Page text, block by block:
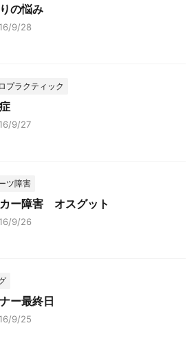
の悩み
9/28
プラクティック
9/27
ツ障害
ー障害 オスグット
9/26
ー最終日
9/25